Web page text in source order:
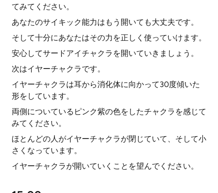
てみてください。
あなたのサイキック能力はもう開いても大丈夫です。
そして十分にあなたはその力を正しく使っていけます。
安心してサードアイチャクラを開いていきましょう。
次はイヤーチャクラです。
イヤーチャクラは耳から消化体に向かって30度傾いた
形をしています。
両側についているピンク紫の色をしたチャクラを感じて
みてください。
ほとんどの人がイヤーチャクラが閉じていて、そして小
さくなっています。
イヤーチャクラが開いていくことを望んでください。